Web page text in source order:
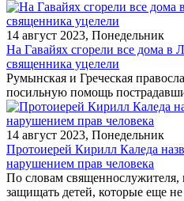
14 август 2023, Понедельник
На Гавайях сгорели все дома в
священника уцелели
Румынская и Греческая
посильную помощь
14 август 2023, Понедельник
Протоиерей Кирилл Каледа
нарушением прав человека
По словам священнослужителя,
защищать детей, которые еще